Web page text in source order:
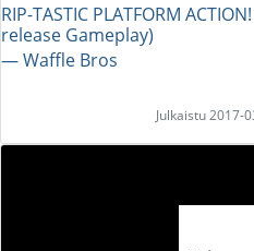
RIP-TASTIC PLATFORM
release Gameplay)
― Waffle Bros
Julkaistu 2017-